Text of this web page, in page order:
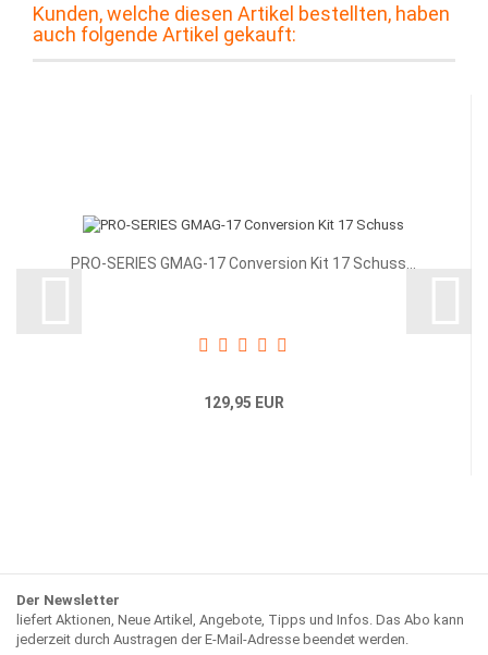
Kunden, welche diesen Artikel bestellten, haben
auch folgende Artikel gekauft:
PRO-SERIES GMAG-17 Conversion Kit 17 Schuss...
129,95 EUR
Der Newsletter
liefert Aktionen, Neue Artikel, Angebote, Tipps und Infos. Das Abo kann
jederzeit durch Austragen der E-Mail-Adresse beendet werden.